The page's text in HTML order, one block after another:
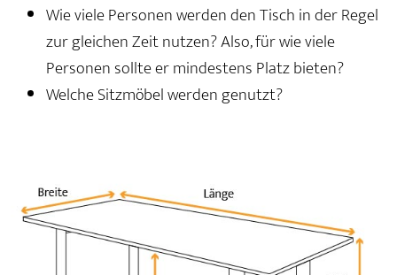
Wie viele Personen werden den Tisch in der Regel
zur gleichen Zeit nutzen? Also, für wie viele
Personen sollte er mindestens Platz bieten?
Welche Sitzmöbel werden genutzt?